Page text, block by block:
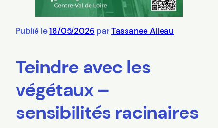
Publié le18/05/2026 parTassanee Alleau
Teindre avec les
végétaux –
sensibilités racinaires